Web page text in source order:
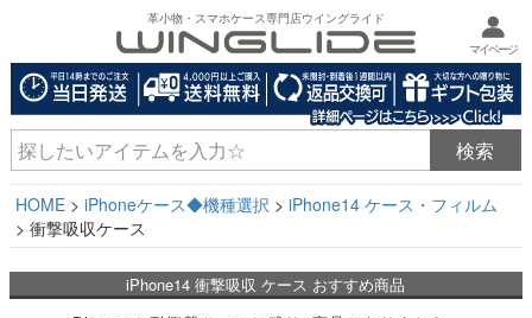
革小物・スマホケース専門店ウイングライド
マイページ
HOME iPhoneケース◆機種選択
iPhone14 ケース・フィルム
衝撃吸収ケース
iPhone14 衝撃吸収 ケース おすすめ商品